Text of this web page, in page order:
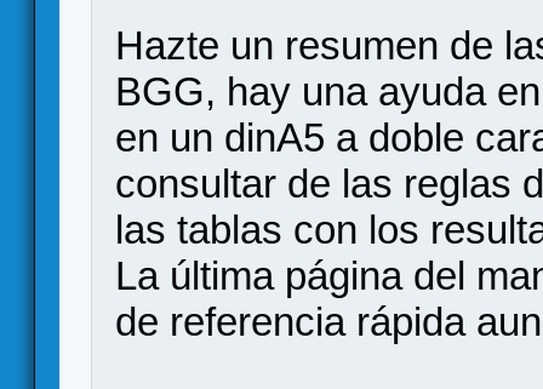
Hazte un resumen de
BGG, hay una ayuda
en un dinA5 a doble
consultar de las reglas
las tablas con los
La última página del
de referencia rápida